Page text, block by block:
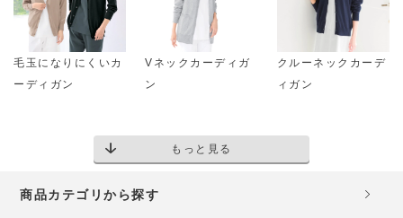
毛玉になりにくいカ
ーディガン
Vネックカーディガ
ン
クルーネックカーデ
ィガン
もっと見る
商品カテゴリから探す